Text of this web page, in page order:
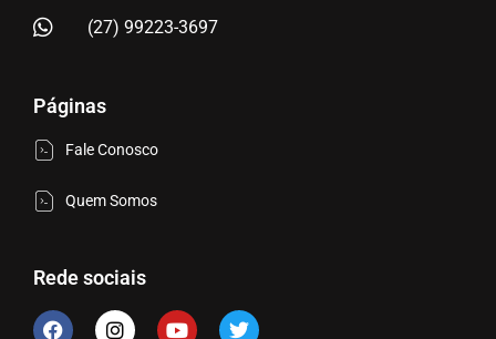
(27) 99223-3697
Páginas
Fale Conosco
Quem Somos
Rede sociais